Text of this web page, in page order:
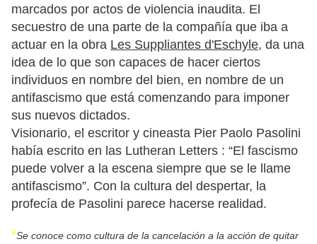
marcados por actos de violencia inaudita. El
secuestro de una parte de la compañía que iba a
actuar en la obra Les Suppliantes d'Eschyle, da una
idea de lo que son capaces de hacer ciertos
individuos en nombre del bien, en nombre de un
antifascismo que está comenzando para imponer
sus nuevos dictados.
Visionario, el escritor y cineasta Pier Paolo Pasolini
había escrito en las Lutheran Letters : “El fascismo
puede volver a la escena siempre que se le llame
antifascismo”. Con la cultura del despertar, la
profecía de Pasolini parece hacerse realidad.
*Se conoce como cultura de la cancelación a la acción de quitar